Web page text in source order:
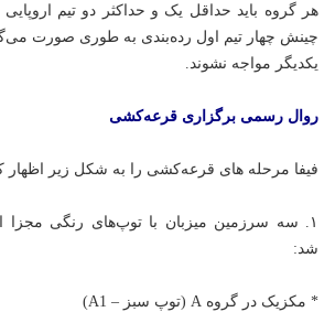
هر گروه باید حداقل یک و حداکثر دو تیم
چینش چهار تیم اول رده‌بندی به طوری صورت
یکدیگر مواجه نشوند.
روال رسمی برگزاری قرعه‌کشی
فیفا مرحله های قرعه‌کشی را به شکل زیر
۱. سه سرزمین میزبان با توپ‌های رنگی مجزا
شد:
* مکزیک در گروه A (توپ سبز – A1)